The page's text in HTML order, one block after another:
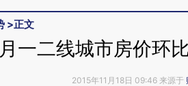
>正文
一二线城市房价环
2015年11月18日 09:46 来源于